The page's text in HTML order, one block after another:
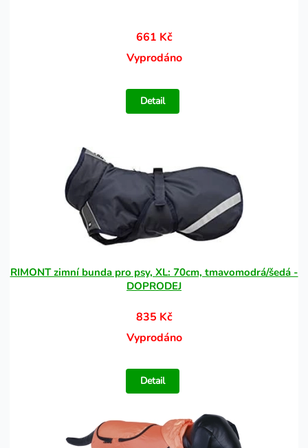
661 Kč
Vyprodáno
Detail
RIMONT zimní bunda pro psy, XL: 70cm, tmavomodrá/šedá -
DOPRODEJ
835 Kč
Vyprodáno
Detail